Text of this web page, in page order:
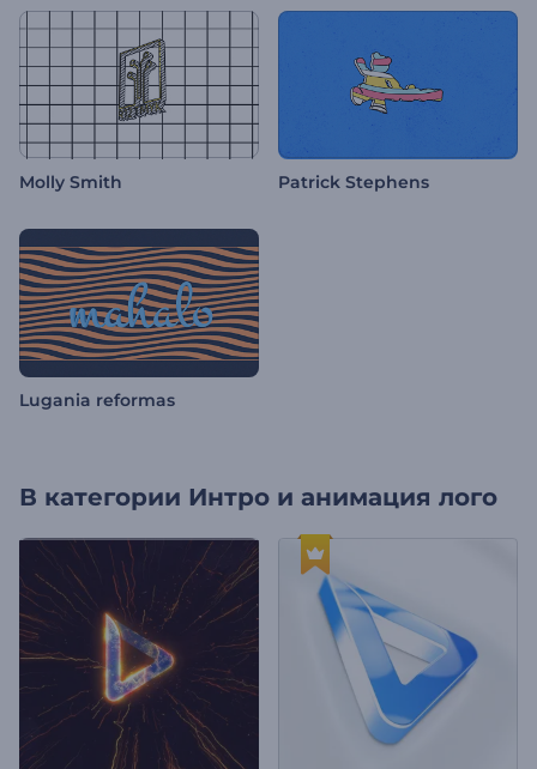
Molly Smith Patrick Stephens
Lugania reformas
В категории Интро и анимация лого